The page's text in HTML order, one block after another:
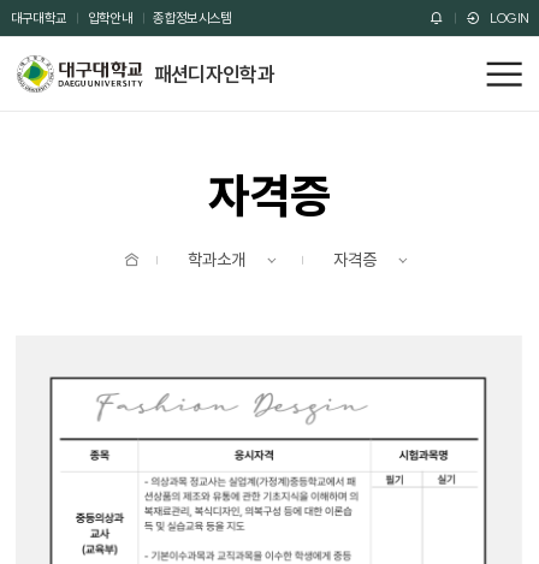
본문 바로가기
주메뉴 바로가기
대구대학교 입학안내 종합정보시스템 LOGIN
패션디자인학과
전
자격증
학과소개 자격증